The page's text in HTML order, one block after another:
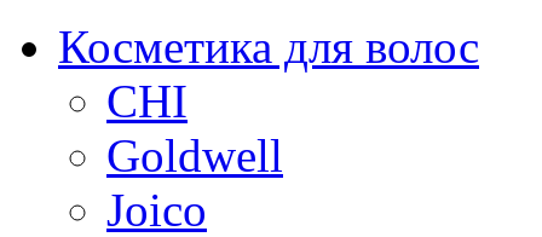
Косметика для волос
CHI
Goldwell
Joico